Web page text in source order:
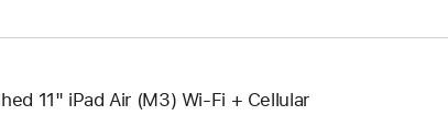
11" iPad Air (M3) Wi-Fi + Cellular